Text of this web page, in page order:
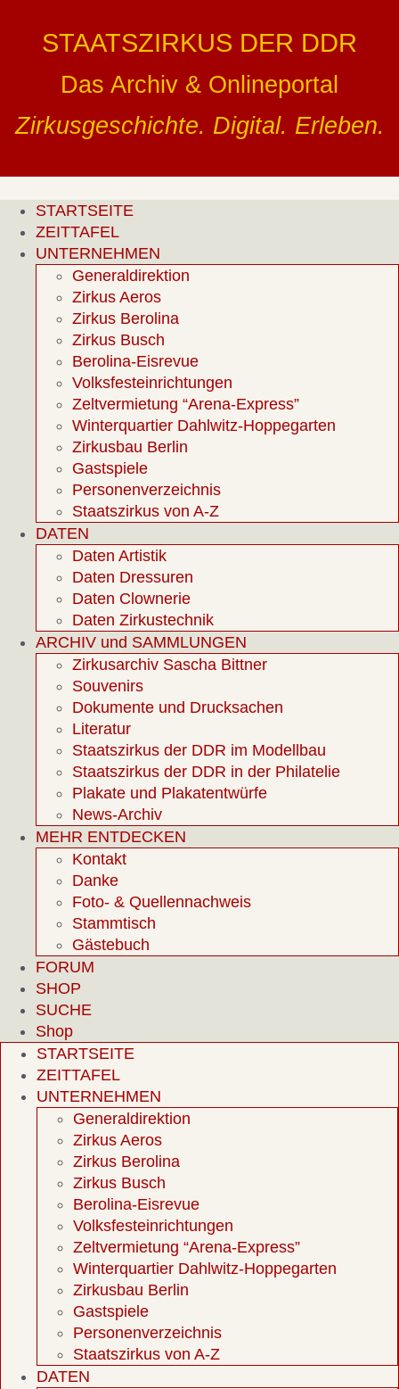
springenSTAATSZIRKUS DER DDR
Das Archiv & Onlineportal
Zirkusgeschichte. Digital. Erleben.
STARTSEITE
ZEITTAFEL
UNTERNEHMEN
Generaldirektion
Zirkus Aeros
Zirkus Berolina
Zirkus Busch
Berolina-Eisrevue
Volksfesteinrichtungen
Zeltvermietung “Arena-Express”
Winterquartier Dahlwitz-Hoppegarten
Zirkusbau Berlin
Gastspiele
Personenverzeichnis
Staatszirkus von A-Z
DATEN
Daten Artistik
Daten Dressuren
Daten Clownerie
Daten Zirkustechnik
ARCHIV und SAMMLUNGEN
Zirkusarchiv Sascha Bittner
Souvenirs
Dokumente und Drucksachen
Literatur
Staatszirkus der DDR im Modellbau
Staatszirkus der DDR in der Philatelie
Plakate und Plakatentwürfe
News-Archiv
MEHR ENTDECKEN
Kontakt
Danke
Foto- & Quellennachweis
Stammtisch
Gästebuch
FORUM
SHOP
SUCHE
Shop
STARTSEITE
ZEITTAFEL
UNTERNEHMEN
Generaldirektion
Zirkus Aeros
Zirkus Berolina
Zirkus Busch
Berolina-Eisrevue
Volksfesteinrichtungen
Zeltvermietung “Arena-Express”
Winterquartier Dahlwitz-Hoppegarten
Zirkusbau Berlin
Gastspiele
Personenverzeichnis
Staatszirkus von A-Z
DATEN